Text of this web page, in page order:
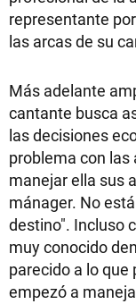
representante
las arcas de su
Más adelante
cantante busca
las decisiones
problema con las
manejar ella sus
mánager. No
destino". Incluso
muy conocido
parecido a lo que
empezó a